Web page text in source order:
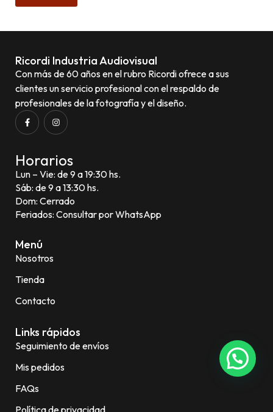
Ricordi Industria Audiovisual
Con más de 60 años en el rubro Ricordi ofrece a sus
clientes un servicio profesional con el respaldo de
profesionales de la fotografía y el diseño.
Horarios
Lun – Vie: de 9 a 19:30 hs.
Sáb: de 9 a 13:30 hs.
Dom: Cerrado
Feriados: Consultar por WhatsApp
Menú
Nosotros
Tienda
Contacto
Links rápidos
Seguimiento de envíos
Mis pedidos
FAQs
Política de privacidad